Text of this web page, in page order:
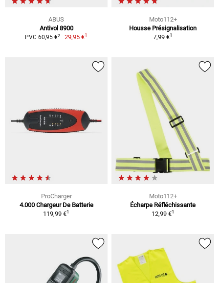
ABUS
Antivol 8900
PVC 60,95 €2 29,95 €1
Moto112+
Housse Présignalisation
7,99 €1
ProCharger
4.000 Chargeur De Batterie
119,99 €1
Moto112+
Écharpe Réfléchissante
12,99 €1